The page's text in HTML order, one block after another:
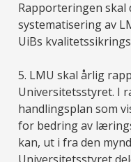
Rapporteringen
systematisering av
UiBs
5. LMU skal årlig
Universitetsstyret. I
handlingsplan som
for bedring av
kan, ut i fra den